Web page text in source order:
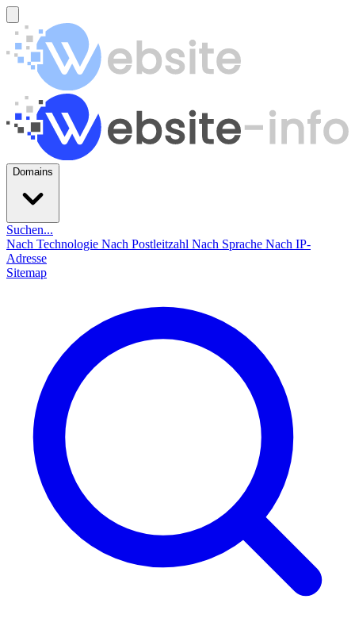
Domains
Suchen...
Nach Technologie Nach Postleitzahl Nach Sprache Nach IP-
Adresse
Sitemap